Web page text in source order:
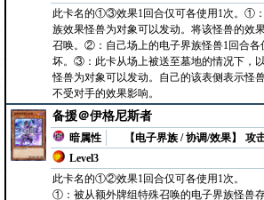
此卡名的①③效果1回合仅可各使用1次。①
族效果怪兽为对象可以发动。将该怪兽的效
召唤。②：自己场上的电子界族怪兽1回合各
坏。③：此卡从场上被送至墓地的情况下，
怪兽为对象可以发动。自己的该表侧表示怪
不受对手的效果影响。
备援＠伊格尼斯者
暗属性
【电子界族 / 协调/效果】
Level3
攻
此卡名的①②效果1回合仅可各使用1次。
①：被从额外牌组特殊召唤的电子界族怪兽